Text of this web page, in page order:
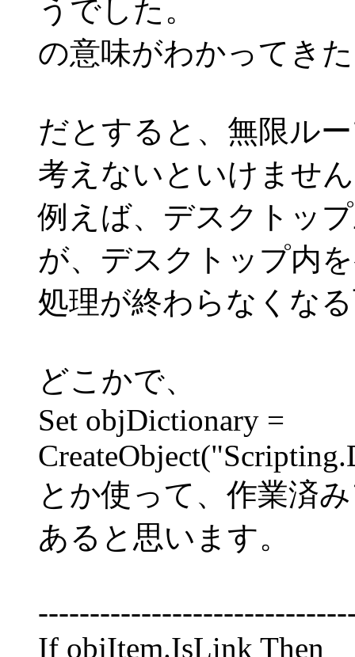
うでした。
の意味がわかってき
だとすると、無限ル
考えないといけませ
例えば、デスクトッ
が、デスクトップ内
処理が終わらなくな
どこかで、
Set objDictionary =
とか使って、作業済
あると思います。
If objItem.IsLink Then